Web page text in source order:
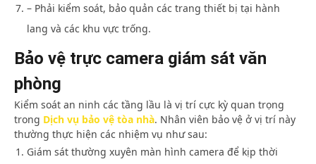
– Phải kiểm soát, bảo quản các trang thiết bị tại hành
lang và các khu vực trống.
Bảo vệ trực camera giám sát văn
phòng
Kiểm soát an ninh các tầng lầu là vị trí cực kỳ quan trọng
trong Dịch vụ bảo vệ tòa nhà. Nhân viên bảo vệ ở vị trí này
thường thực hiện các nhiệm vụ như sau:
Giám sát thường xuyên màn hình camera để kịp thời